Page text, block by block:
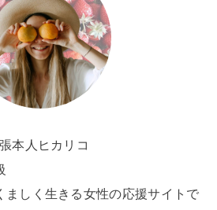
本人ヒカリコ
ましく生きる女性の応援サイトで